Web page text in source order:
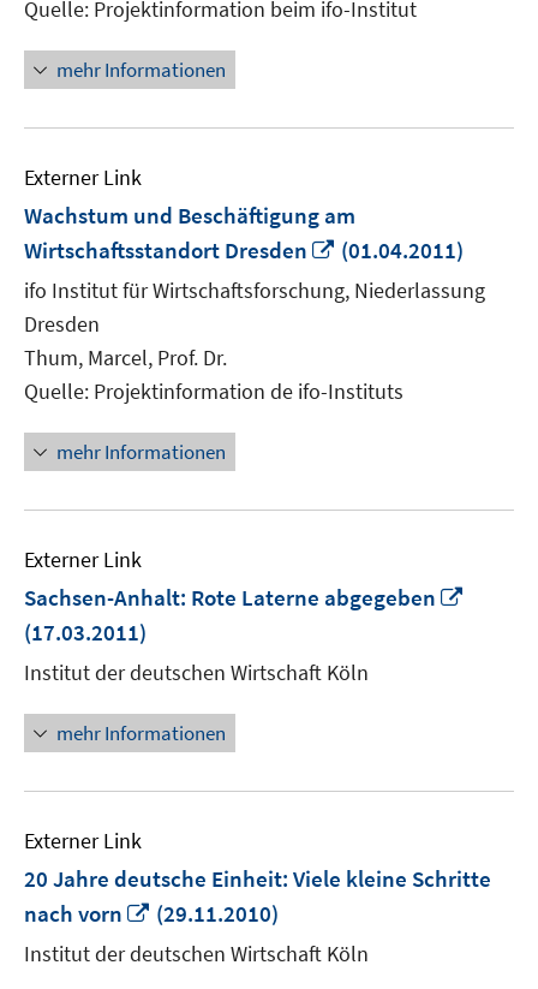
Quelle: Projektinformation beim ifo-Institut
mehr Informationen
Externer Link
Wachstum und Beschäftigung am
Wirtschaftsstandort Dresden
In
neuem
Fenster
(01.04.2011)
ifo Institut für Wirtschaftsforschung, Niederlassung
Dresden
Thum, Marcel, Prof. Dr.
Quelle: Projektinformation de ifo-Instituts
mehr Informationen
Externer Link
Sachsen-Anhalt: Rote Laterne abgegeben
(17.03.2011)
Institut der deutschen Wirtschaft Köln
mehr Informationen
Externer Link
20 Jahre deutsche Einheit: Viele kleine Schritte
nach vorn
In
neuem
Fenster
(29.11.2010)
Institut der deutschen Wirtschaft Köln